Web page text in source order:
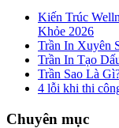
Kiến Trúc
Khỏe 2026
Trần In Xuyên
Trần In Tạo
Trần Sao Là
4 lỗi khi thi
Chuyên mục